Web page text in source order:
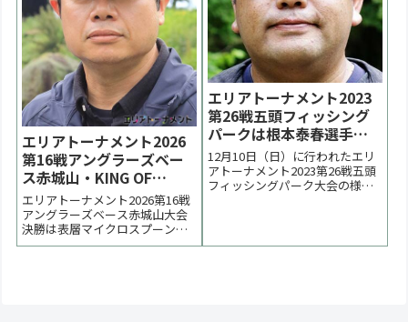
エリアトーナメント2026
第16戦アングラーズベー
ス赤城山・KING OF
SPOONIST+大会は中里元
紀選手が優勝【大会速
報】
エリアトーナメント2026第16戦
アングラーズベース赤城山大会
決勝は表層マイクロスプーン対
決になりました。優勝は中里元
エリアトーナメント2023
第26戦五頭フィッシング
パークは根本泰春選手が
優勝【大会結果】
12月10日（日）に行われたエリ
アトーナメント2023第26戦五頭
フィッシングパーク大会の様子
選手。２位は齋藤和誠選手、柳